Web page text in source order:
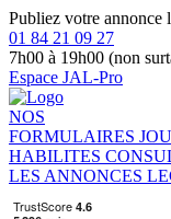
Publiez votre annonce
01 84 21 09 27
7h00 à 19h00 (non
Espace JAL-Pro
NOS
FORMULAIRES
HABILITES
LES ANNONCES